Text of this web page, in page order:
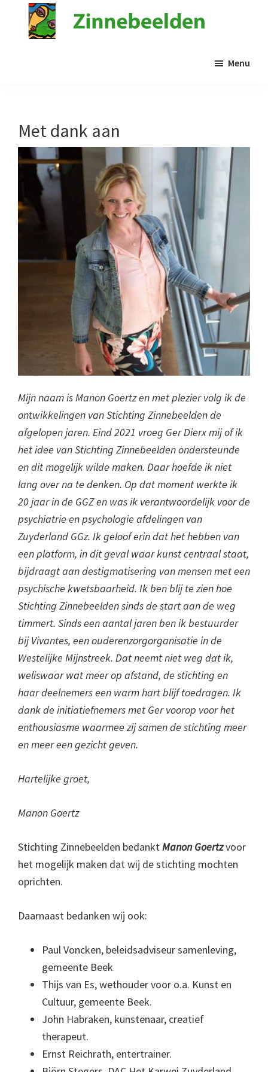
Menu
Met dank aan
Mijn naam is Manon Goertz en met plezier volg ik de
ontwikkelingen van Stichting Zinnebeelden de
afgelopen jaren. Eind 2021 vroeg Ger Dierx mij of ik
het idee van Stichting Zinnebeelden ondersteunde
en dit mogelijk wilde maken. Daar hoefde ik niet
lang over na te denken. Op dat moment werkte ik
20 jaar in de GGZ en was ik verantwoordelijk voor de
psychiatrie en psychologie afdelingen van
Zuyderland GGz. Ik geloof erin dat het hebben van
een platform, in dit geval waar kunst centraal staat,
bijdraagt aan destigmatisering van mensen met een
psychische kwetsbaarheid. Ik ben blij te zien hoe
Stichting Zinnebeelden sinds de start aan de weg
timmert. Sinds een aantal jaren ben ik bestuurder
bij Vivantes, een ouderenzorgorganisatie in de
Westelijke Mijnstreek. Dat neemt niet weg dat ik,
weliswaar wat meer op afstand, de stichting en
haar deelnemers een warm hart blijf toedragen. Ik
dank de initiatiefnemers met Ger voorop voor het
enthousiasme waarmee zij samen de stichting meer
en meer een gezicht geven.
Hartelijke groet,
Manon Goertz
Stichting Zinnebeelden bedanktManon Goertzvoor
het mogelijk maken dat wij de stichting mochten
oprichten.
Daarnaast bedanken wij ook:
Paul Voncken, beleidsadviseur samenleving,
gemeente Beek
Thijs van Es, wethouder voor o.a. Kunst en
Cultuur, gemeente Beek.
John Habraken, kunstenaar, creatief
therapeut.
Ernst Reichrath, entertrainer.